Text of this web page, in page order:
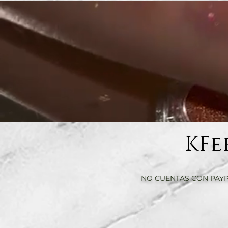
NO CUENTAS CON